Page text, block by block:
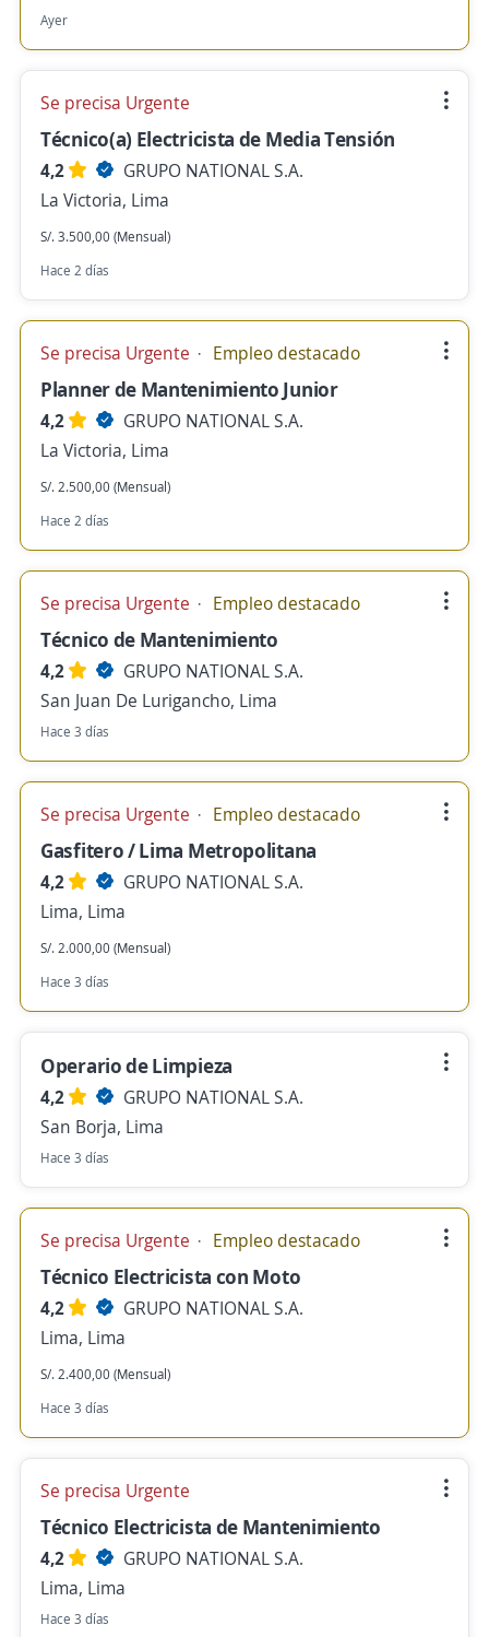
Ayer
Se precisa Urgente
Técnico(a) Electricista de Media Tensión
4,2
GRUPO NATIONAL S.A.
La Victoria, Lima
S/. 3.500,00 (Mensual)
Hace 2 días
Se precisa Urgente Empleo destacado
Planner de Mantenimiento Junior
4,2
GRUPO NATIONAL S.A.
La Victoria, Lima
S/. 2.500,00 (Mensual)
Hace 2 días
Se precisa Urgente Empleo destacado
Técnico de Mantenimiento
4,2
GRUPO NATIONAL S.A.
San Juan De Lurigancho, Lima
Hace 3 días
Se precisa Urgente Empleo destacado
Gasfitero / Lima Metropolitana
4,2
GRUPO NATIONAL S.A.
Lima, Lima
S/. 2.000,00 (Mensual)
Hace 3 días
Operario de Limpieza
4,2
GRUPO NATIONAL S.A.
San Borja, Lima
Hace 3 días
Se precisa Urgente Empleo destacado
Técnico Electricista con Moto
4,2
GRUPO NATIONAL S.A.
Lima, Lima
S/. 2.400,00 (Mensual)
Hace 3 días
Se precisa Urgente
Técnico Electricista de Mantenimiento
4,2
GRUPO NATIONAL S.A.
Lima, Lima
Hace 3 días